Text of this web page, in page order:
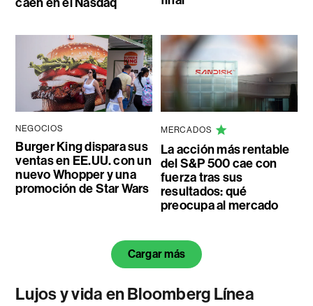
NEGOCIOS
Burger King dispara sus
ventas en EE.UU. con un
nuevo Whopper y una
promoción de Star Wars
MERCADOS
La acción más rentable
del S&P 500 cae con
fuerza tras sus
resultados: qué
preocupa al mercado
Cargar más
Lujos y vida en Bloomberg Línea